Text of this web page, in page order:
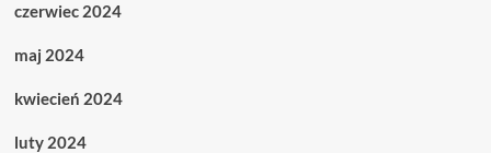
czerwiec 2024
maj 2024
kwiecień 2024
luty 2024